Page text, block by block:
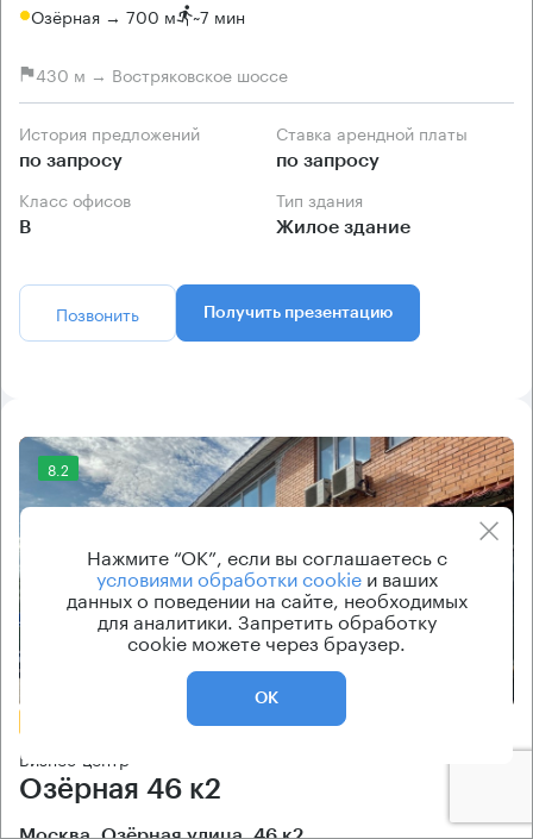
Озёрная → 700 м ~7 мин
430 м → Востряковское шоссе
История предложений
по запросу
Ставка арендной платы
по запросу
Класс офисов
B
Тип здания
Жилое здание
Позвонить Получить презентацию
8.2
Бизнес-центр
Озёрная 46 к2
Москва, Озёрная улица, 46 к2
Нажмите “ОК”, если вы соглашаетесь с
условиями обработки cookieи ваших
данных о поведении на сайте, необходимых
для аналитики. Запретить обработку
cookie можете через браузер.
ОК